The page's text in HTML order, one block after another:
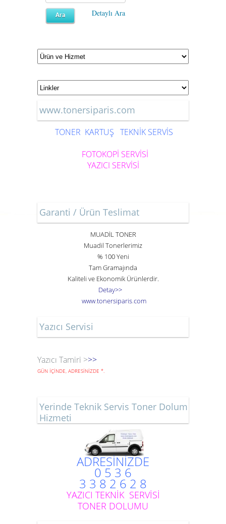
Detaylı Ara
www.tonersiparis.com
TONER KARTUŞ TEKNİK SERVİS
FOTOKOPİ SERVİSİ
YAZICI SERVİSİ
Garanti / Ürün Teslimat
MUADİL TONER
Muadil Tonerlerimiz
% 100 Yeni
Tam Gramajında
Kaliteli ve Ekonomik Ürünlerdir.
Detay>>
www.tonersiparis.com
Yazıcı Servisi
Yazıcı Tamiri >>>
GÜN İÇİNDE, ADRESİNİZDE *.
Yerinde Teknik Servis Toner Dolum
Hizmeti
ADRESİNİZDE
0 5 3 6
3 3 8 2 6 2 8
YAZICI TEKNİK SERVİSİ
TONER DOLUMU